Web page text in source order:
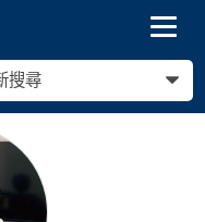
Toggle
搜尋